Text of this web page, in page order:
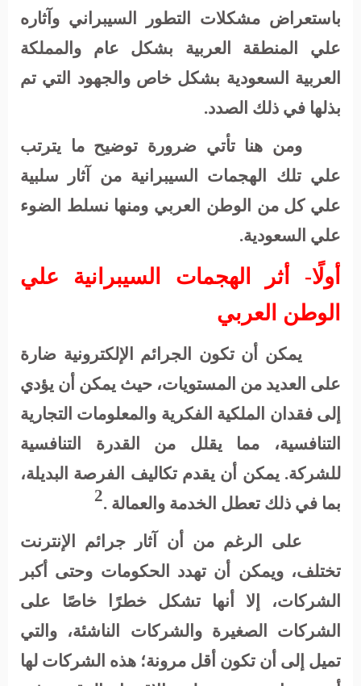
باستعراض مشكلات التطور السيبراني وآثاره
علي المنطقة العربية بشكل عام والمملكة
العربية السعودية بشكل خاص والجهود التي تم
بذلها في ذلك الصدد.
ومن هنا تأتي ضرورة توضيح ما يترتب
علي تلك الهجمات السيبرانية من آثار سلبية
علي كل من الوطن العربي ومنها نسلط الضوء
علي السعودية.
أولًا- أثر الهجمات السيبرانية علي
الوطن العربي
يمكن أن تكون الجرائم الإلكترونية ضارة
على العديد من المستويات، حيث يمكن أن يؤدي
إلى فقدان الملكية الفكرية والمعلومات التجارية
التنافسية، مما يقلل من القدرة التنافسية
للشركة. يمكن أن يقدم تكاليف الفرصة البديلة،
بما في ذلك تعطل الخدمة والعمالة .
2
على الرغم من أن آثار جرائم الإنترنت
تختلف، ويمكن أن تهدد الحكومات وحتى أكبر
الشركات، إلا أنها تشكل خطرًا خاصًا على
الشركات الصغيرة والشركات الناشئة، والتي
تميل إلى أن تكون أقل مرونة؛ هذه الشركات لها